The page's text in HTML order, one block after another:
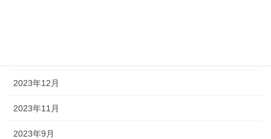
2023年12月
2023年11月
2023年9月